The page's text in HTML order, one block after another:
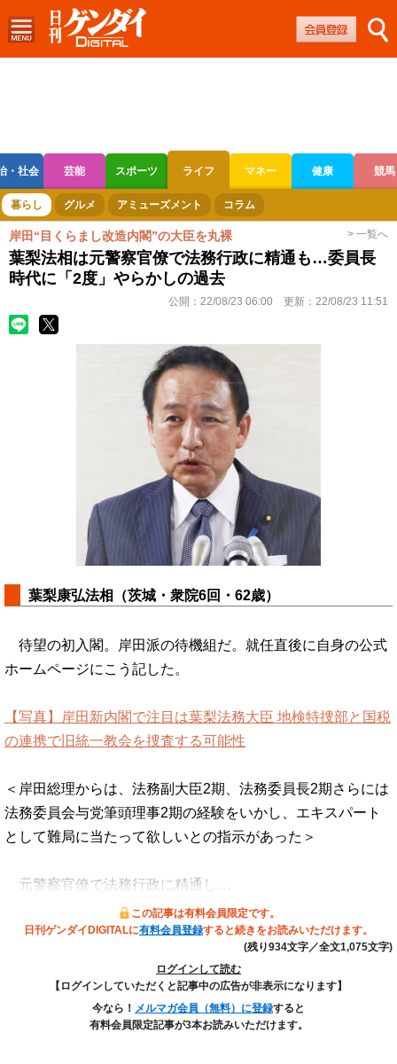
・社会 芸能 スポーツ ライフ マネー 健康 競馬
ボートレース 競輪 オートレース
暮らし グルメ アミューズメント コラム
岸田“目くらまし改造内閣”の大臣を丸裸 > 一覧へ
葉梨法相は元警察官僚で法務行政に精通も…委員長
時代に「2度」やらかしの過去
公開： 22/08/23 06:00 更新： 22/08/23 11:51
葉梨康弘法相（茨城・衆院6回・62歳）
待望の初入閣。岸田派の待機組だ。就任直後に自身の公式
ホームページにこう記した。
【写真】岸田新内閣で注目は葉梨法務大臣 地検特捜部と国税
の連携で旧統一教会を捜査する可能性
＜岸田総理からは、法務副大臣2期、法務委員長2期さらには
法務委員会与党筆頭理事2期の経験をいかし、エキスパート
として難局に当たって欲しいとの指示があった＞
元警察官僚で法務行政に精通し…
この記事は有料会員限定です。
日刊ゲンダイDIGITALに有料会員登録すると続きをお読みいただけます。
(残り934文字／全文1,075文字)
ログインして読む
【ログインしていただくと記事中の広告が非表示になります】
今なら！ メルマガ会員（無料）に登録すると
有料会員限定記事が3本お読みいただけます。